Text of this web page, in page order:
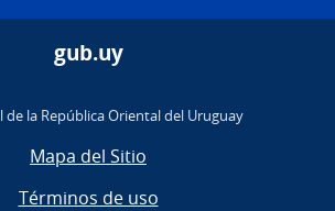
gub.uy
de la República Oriental del Uruguay
Mapa del Sitio
Términos de uso